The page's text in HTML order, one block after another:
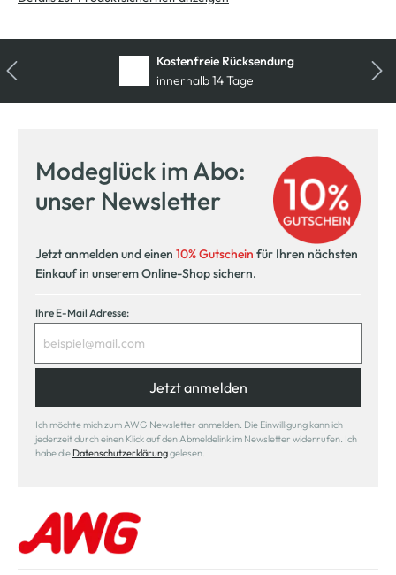
Kostenfreie Rücksendung
innerhalb 14 Tage
Modeglück im Abo:
unser Newsletter
Jetzt anmelden und einen 10% Gutschein für Ihren nächsten
Einkauf in unserem Online-Shop sichern.
Ihre E-Mail Adresse:
Jetzt anmelden
Ich möchte mich zum AWG Newsletter anmelden. Die Einwilligung kann ich
jederzeit durch einen Klick auf den Abmeldelink im Newsletter widerrufen. Ich
habe die Datenschutzerklärunggelesen.